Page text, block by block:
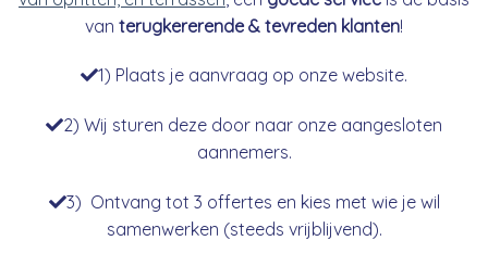
van terugkererende & tevreden klanten!
1) Plaats je aanvraag op onze website.
2) Wij sturen deze door naar onze aangesloten
aannemers.
3) Ontvang tot 3 offertes en kies met wie je wil
samenwerken (steeds vrijblijvend).